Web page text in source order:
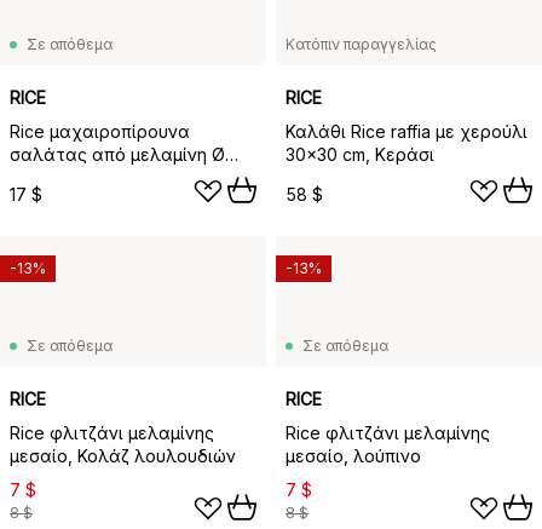
Σε απόθεμα
RICE
Rice μαχαιροπίρουνα
σαλάτας από μελαμίνη Ø
17 $
Κατόπιν παραγγελίας
RICE
Καλάθι Rice raffia με χερούλι
30x30 cm, Κεράσι
58 $
Σε απόθεμα
RICE
Rice φλιτζάνι μελαμίνης
μεσαίο, Κολάζ λουλουδιών
7 $
8 $
-13%
Σε απόθεμα
RICE
Rice φλιτζάνι μελαμίνης
μεσαίο, λούπινο
7 $
8 $
-13%